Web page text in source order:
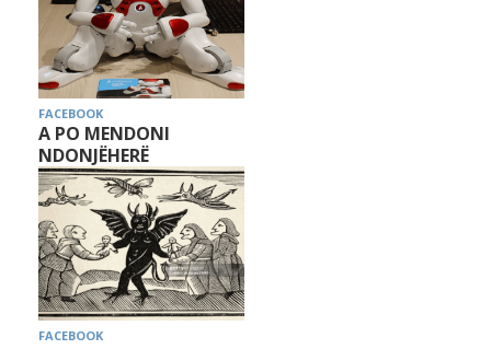
FACEBOOK
A PO MENDONI
NDONJËHERË
FACEBOOK